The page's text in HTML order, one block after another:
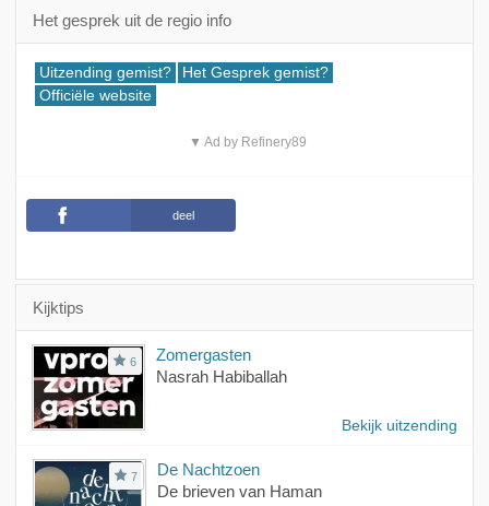
Het gesprek uit de regio info
Uitzending gemist?
Het Gesprek gemist?
Officiële website
▼ Ad by Refinery89
deel
Kijktips
6
Zomergasten
Nasrah Habiballah
Bekijk uitzending
7
De Nachtzoen
De brieven van Haman